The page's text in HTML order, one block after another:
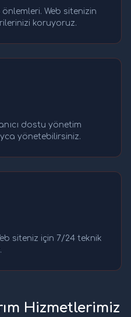
Web sitenizin
koruyoruz.
dostu yönetim
yönetebilirsiniz.
siteniz için 7/24 teknik
Hizmetlerimiz